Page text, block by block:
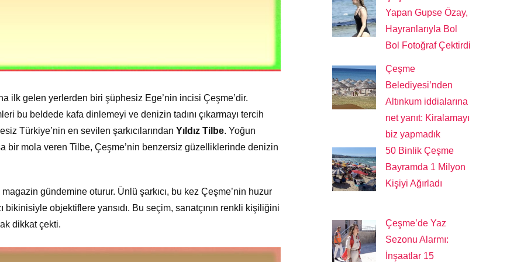
ilk gelen yerlerden biri şüphesiz Ege’nin incisi Çeşme’dir.
bu beldede kafa dinlemeyi ve denizin tadını çıkarmayı tercih
Türkiye’nin en sevilen şarkıcılarından Yıldız Tilbe. Yoğun
bir mola veren Tilbe, Çeşme’nin benzersiz güzelliklerinde denizin
gündemine oturur. Ünlü şarkıcı, bu kez Çeşme’nin huzur
bikinisiyle objektiflere yansıdı. Bu seçim, sanatçının renkli kişiliğini
dikkat çekti.
Yapan Gupse Özay,
Hayranlarıyla Bol
Bol Fotoğraf Çektirdi
Çeşme
Belediyesi’nden
Altınkum iddialarına
net yanıt: Kiralamayı
biz yapmadık
50 Binlik Çeşme
Bayramda 1 Milyon
Kişiyi Ağırladı
Çeşme’de Yaz
Sezonu Alarmı:
İnşaatlar 15